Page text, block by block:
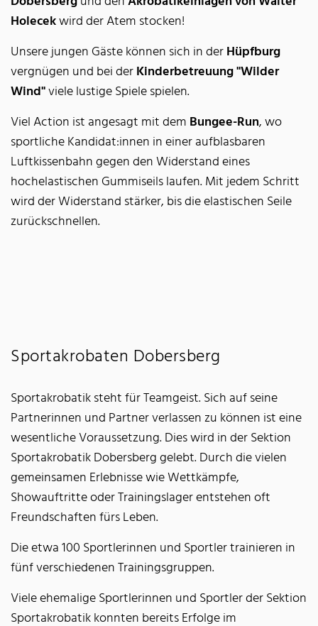
Holecekwird der Atem stocken!
Unsere jungen Gäste können sich in derHüpfburg
vergnügen und bei derKinderbetreuung "Wilder
Wind"viele lustige Spiele spielen.
Viel Action ist angesagt mit dem Bungee-Run, wo
sportliche Kandidat:innen in einer aufblasbaren
Luftkissenbahn gegen den Widerstand eines
hochelastischen Gummiseils laufen. Mit jedem Schritt
wird der Widerstand stärker, bis die elastischen Seile
zurückschnellen.
Sportakrobaten Dobersberg
Sportakrobatik steht für Teamgeist. Sich auf seine
Partnerinnen und Partner verlassen zu können ist eine
wesentliche Voraussetzung. Dies wird in der Sektion
Sportakrobatik Dobersberg gelebt. Durch die vielen
gemeinsamen Erlebnisse wie Wettkämpfe,
Showauftritte oder Trainingslager entstehen oft
Freundschaften fürs Leben.
Die etwa 100 Sportlerinnen und Sportler trainieren in
fünf verschiedenen Trainingsgruppen.
Viele ehemalige Sportlerinnen und Sportler der Sektion
Sportakrobatik konnten bereits Erfolge im